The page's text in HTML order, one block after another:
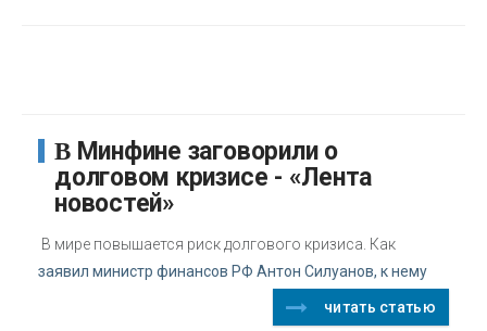
В Минфине заговорили о
долговом кризисе - «Лента
новостей»
В мире повышается риск долгового кризиса. Как
заявил министр финансов РФ Антон Силуанов, к нему
читать статью